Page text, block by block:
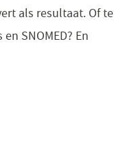
als resultaat. Of te
SNOMED? En